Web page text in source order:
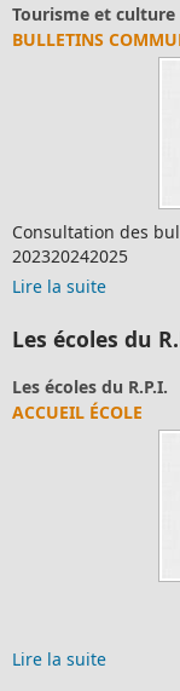
Tourisme et culture
BULLETINS
Consultation des
202320242025
Lire la suite
Les écoles du
Les écoles du R.P.I.
ACCUEIL ÉCOLE
Lire la suite